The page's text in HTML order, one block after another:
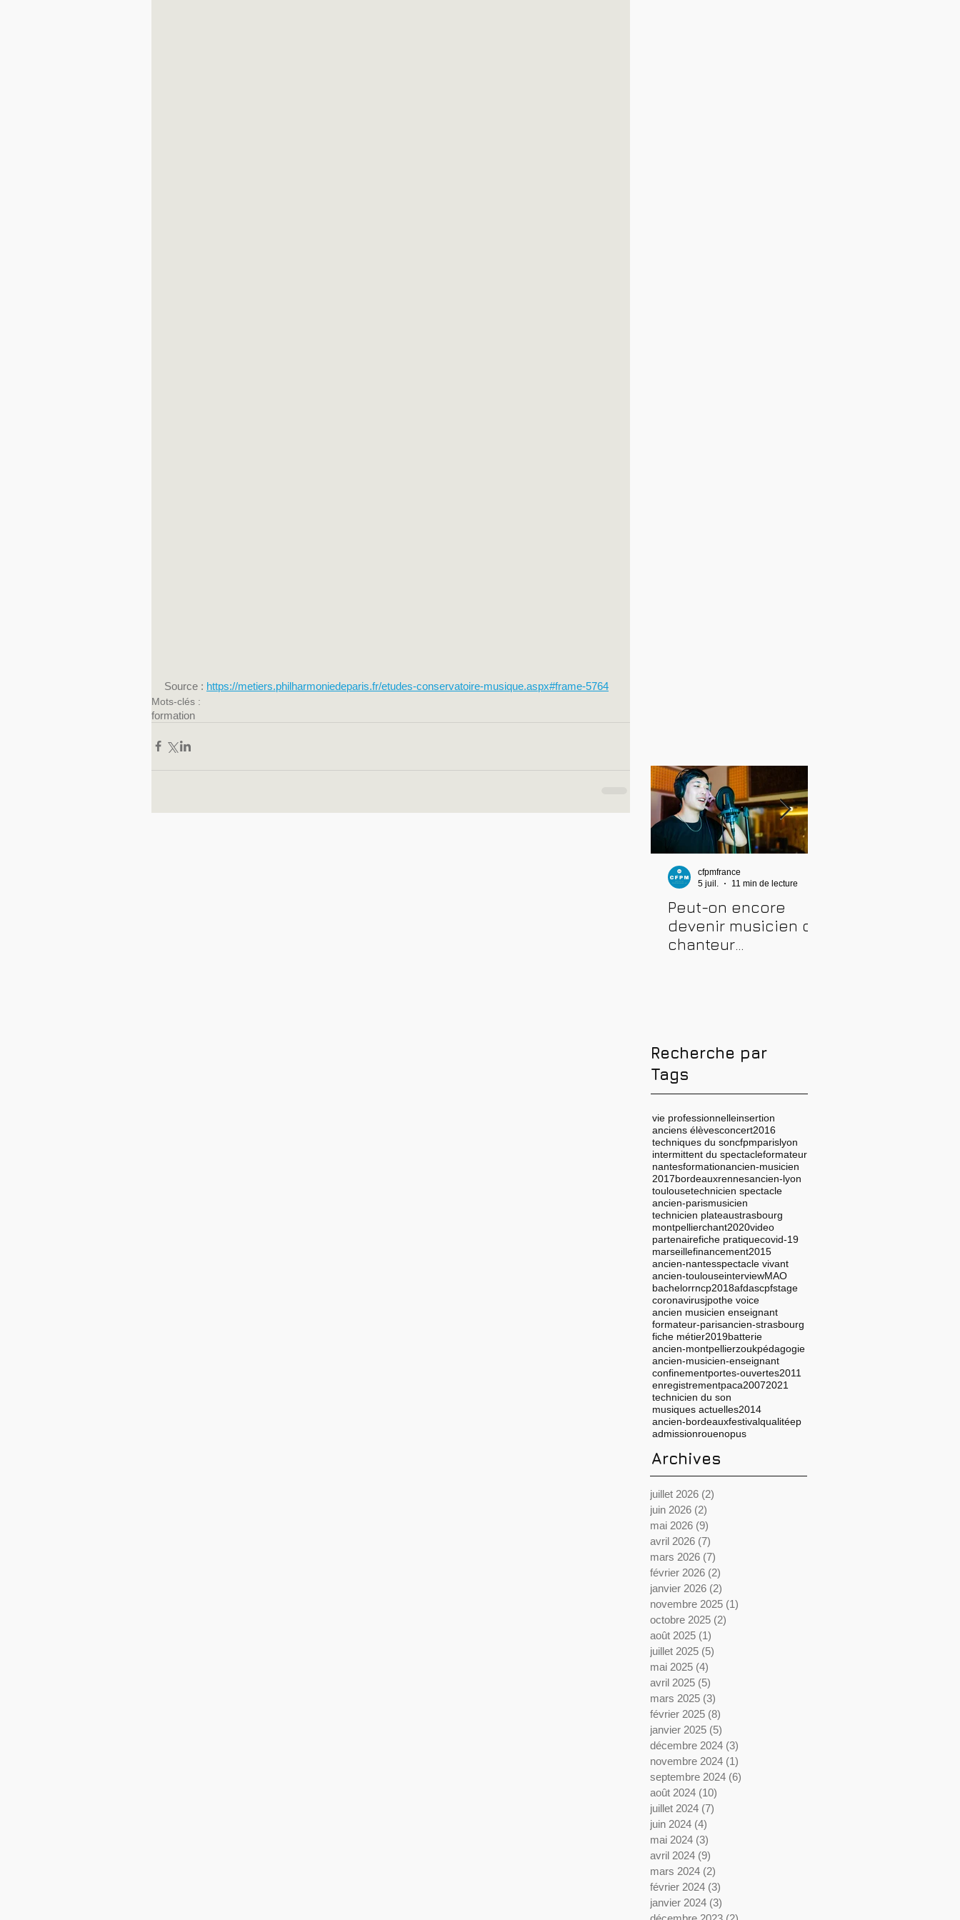
Source : https://metiers.philharmoniedeparis.fr/etudes-conservatoire-musique.aspx#frame-5764
Mots-clés :
formation
Peut-on encore
devenir musicien ou
chanteur
cfpmfrance
5 juil.
11 min de lecture
Recherche par
Tags
vie professionnelleinsertion
anciens élèvesconcert2016
techniques du soncfpmparislyon
intermittent du spectacleformateur
nantesformationancien-musicien
2017bordeauxrennesancien-lyon
toulousetechnicien spectacle
ancien-parismusicien
technicien plateaustrasbourg
montpellierchant2020video
partenairefiche pratiquecovid-19
marseillefinancement2015
ancien-nantesspectacle vivant
ancien-toulouseinterviewMAO
bachelorrncp2018afdascpfstage
coronavirusjpothe voice
ancien musicien enseignant
formateur-parisancien-strasbourg
fiche métier2019batterie
ancien-montpellierzoukpédagogie
ancien-musicien-enseignant
confinementportes-ouvertes2011
enregistrementpaca20072021
technicien du son
musiques actuelles2014
ancien-bordeauxfestivalqualitéep
admissionrouenopus
Archives
juillet 2026 (2)
juin 2026 (2)
mai 2026 (9)
avril 2026 (7)
mars 2026 (7)
février 2026 (2)
janvier 2026 (2)
novembre 2025 (1)
octobre 2025 (2)
août 2025 (1)
juillet 2025 (5)
mai 2025 (4)
avril 2025 (5)
mars 2025 (3)
février 2025 (8)
janvier 2025 (5)
décembre 2024 (3)
novembre 2024 (1)
septembre 2024 (6)
août 2024 (10)
juillet 2024 (7)
juin 2024 (4)
mai 2024 (3)
avril 2024 (9)
mars 2024 (2)
février 2024 (3)
janvier 2024 (3)